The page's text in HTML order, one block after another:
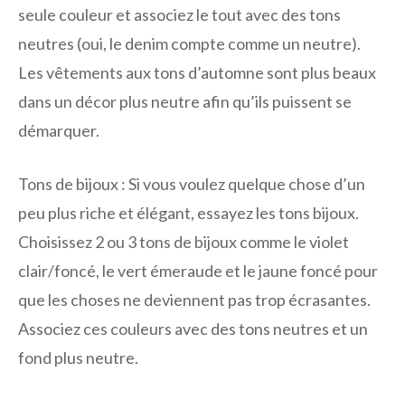
seule couleur et associez le tout avec des tons
neutres (oui, le denim compte comme un neutre).
Les vêtements aux tons d’automne sont plus beaux
dans un décor plus neutre afin qu’ils puissent se
démarquer.
Tons de bijoux :Si vous voulez quelque chose d’un
peu plus riche et élégant, essayez les tons bijoux.
Choisissez 2 ou 3 tons de bijoux comme le violet
clair/foncé, le vert émeraude et le jaune foncé pour
que les choses ne deviennent pas trop écrasantes.
Associez ces couleurs avec des tons neutres et un
fond plus neutre.